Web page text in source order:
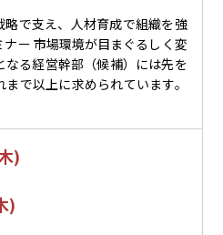
で支え、人材育成で組織を強
ー 市場環境が目まぐるしく変
る経営幹部（候補）には先を
で以上に求められています。
)
)